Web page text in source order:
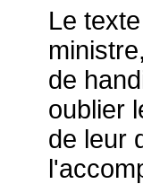
Le
de
oublier
de leur